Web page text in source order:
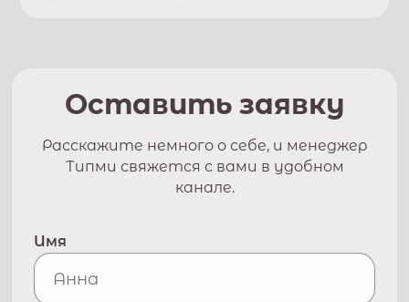
Оставить заявку
Расскажите немного о себе, и менеджер
Типми свяжется с вами в удобном
канале.
Имя